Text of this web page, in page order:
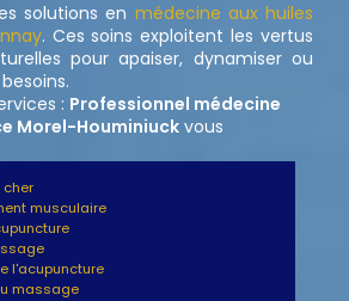
solutions en médecine aux huiles
. Ces soins exploitent les vertus
pour apaiser, dynamiser ou
: Professionnel médecine
Morel-Houminiuck vous
cher
musculaire
l'acupuncture
massage